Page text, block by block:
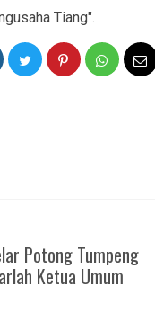
Tiang".
Potong Tumpeng
Ketua Umum